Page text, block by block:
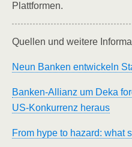
Plattformen.
Quel­len und wei­te­re
Neun Ban­ken ent­wi­ckeln
Ban­ken-Alli­anz um Deka
US-Kon­kur­renz heraus
From hype to hazard: what